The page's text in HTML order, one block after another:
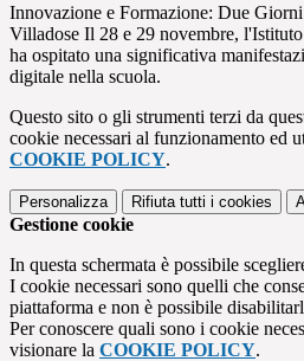
Innovazione e Formazione: Due
Villadose Il 28 e 29 novembre,
ha ospitato una significativa
digitale nella scuola.
Questo sito o gli strumenti terzi da
cookie necessari al funzionamento ed
COOKIE POLICY.
Personalizza Rifiuta tutti i cookies
Gestione cookie
In questa schermata è possibile
I cookie necessari sono quelli che
piattaforma e non è possibile
Per conoscere quali sono i cookie
visionare la COOKIE POLICY.